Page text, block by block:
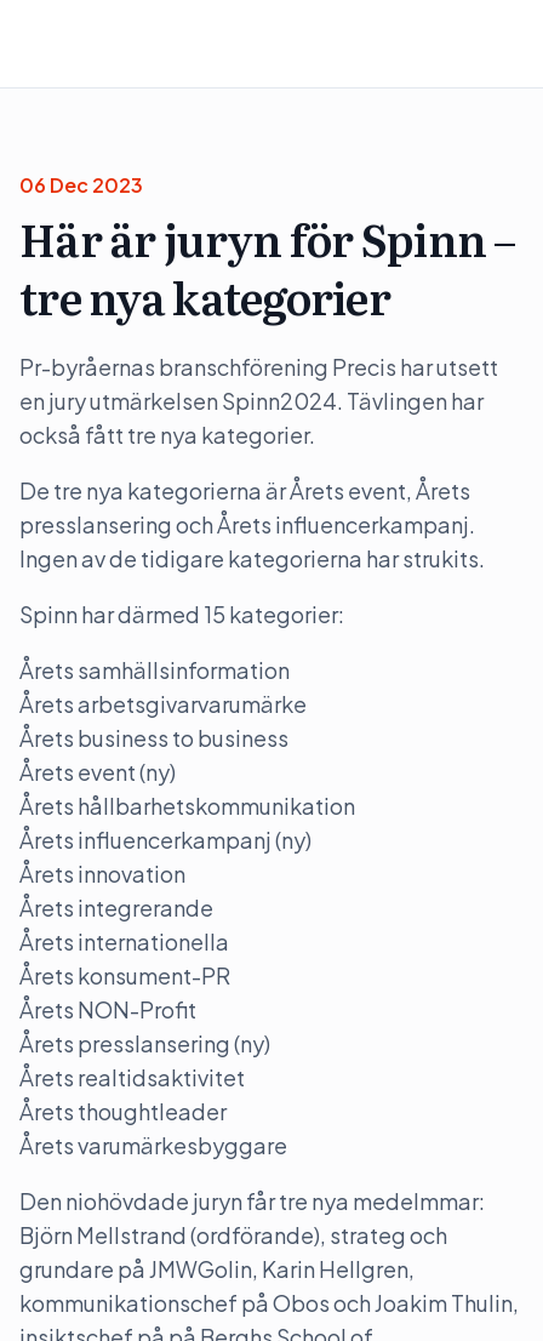
06 Dec 2023
Här är juryn för Spinn –
tre nya kategorier
Pr-byråernas branschförening Precis har utsett
en jury utmärkelsen Spinn2024. Tävlingen har
också fått tre nya kategorier.
De tre nya kategorierna är Årets event, Årets
presslansering och Årets influencerkampanj.
Ingen av de tidigare kategorierna har strukits.
Spinn har därmed 15 kategorier:
Årets samhällsinformation
Årets arbetsgivarvarumärke
Årets business to business
Årets event (ny)
Årets hållbarhetskommunikation
Årets influencerkampanj (ny)
Årets innovation
Årets integrerande
Årets internationella
Årets konsument-PR
Årets NON-Profit
Årets presslansering (ny)
Årets realtidsaktivitet
Årets thoughtleader
Årets varumärkesbyggare
Den niohövdade juryn får tre nya medelmmar:
Björn Mellstrand (ordförande), strateg och
grundare på JMWGolin, Karin Hellgren,
kommunikationschef på Obos och Joakim Thulin,